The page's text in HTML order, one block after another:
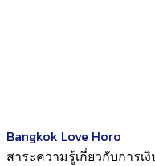
Bangkok Love Horo
สาระความรู้เกี่ยวกับการ